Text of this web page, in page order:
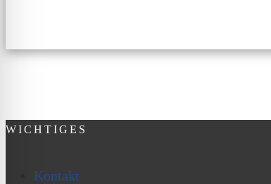
WICHTIGES
Kontakt